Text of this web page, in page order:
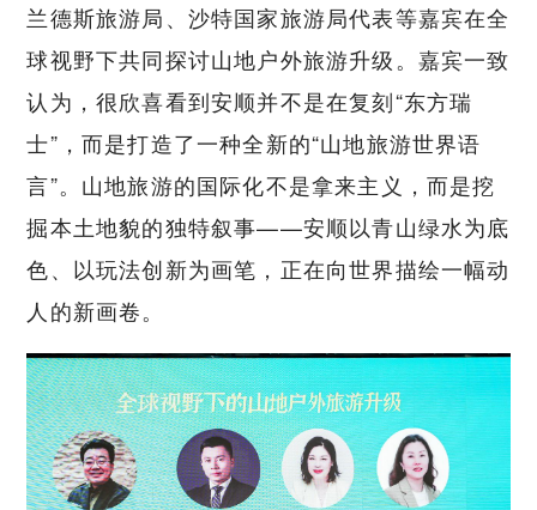
兰德斯旅游局、沙特国家旅游局代表等嘉宾在全
球视野下共同探讨山地户外旅游升级。嘉宾一致
认为，很欣喜看到安顺并不是在复刻“东方瑞
士”，而是打造了一种全新的“山地旅游世界语
言”。山地旅游的国际化不是拿来主义，而是挖
掘本土地貌的独特叙事——安顺以青山绿水为底
色、以玩法创新为画笔，正在向世界描绘一幅动
人的新画卷。